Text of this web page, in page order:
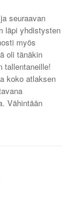
seuraavan
läpi yhdistysten
myös
oli tänäkin
tallentaneille!
koko atlaksen
Vähintään